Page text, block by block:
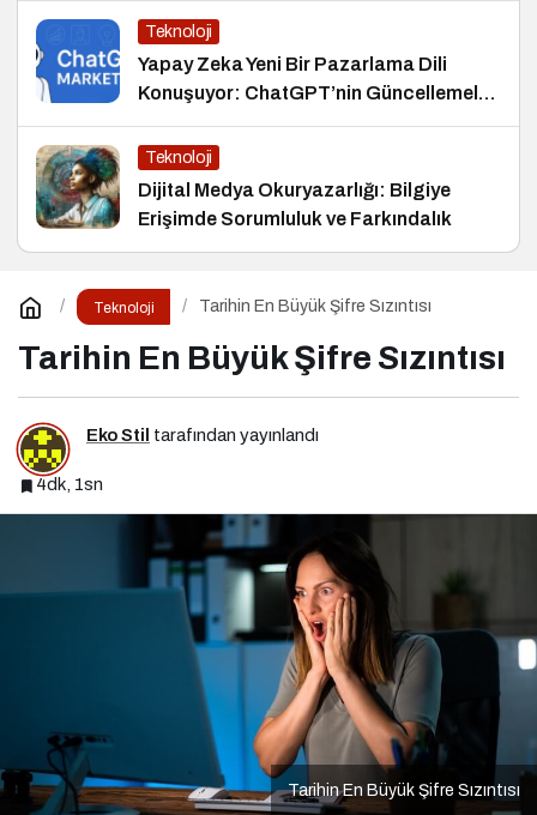
Teknoloji
Yapay Zeka Yeni Bir Pazarlama Dili
Konuşuyor: ChatGPT’nin Güncellemeleri
ve Markalara Yönelik Fırsatlar
Teknoloji
Dijital Medya Okuryazarlığı: Bilgiye
Erişimde Sorumluluk ve Farkındalık
Teknoloji Tarihin En Büyük Şifre Sızıntısı
Tarihin En Büyük Şifre Sızıntısı
Eko Stil tarafından yayınlandı
4dk, 1sn
Tarihin En Büyük Şifre Sızıntısı